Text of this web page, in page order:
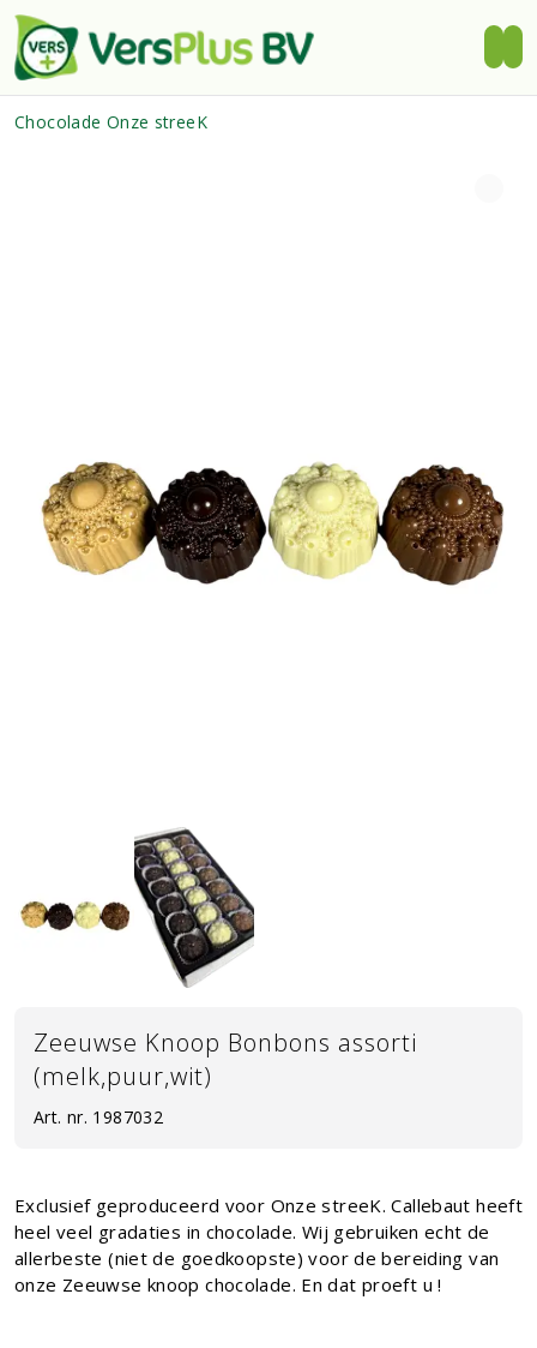
Chocolade Onze streeK
Zeeuwse Knoop Bonbons assorti
(melk,puur,wit)
Art. nr. 1987032
Exclusief geproduceerd voor Onze streeK. Callebaut heeft
heel veel gradaties in chocolade. Wij gebruiken echt de
allerbeste (niet de goedkoopste) voor de bereiding van
onze Zeeuwse knoop chocolade. En dat proeft u !